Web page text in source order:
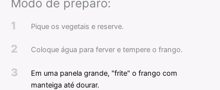
Modo de preparo:
1 Pique os vegetais e reserve.
2 Coloque água para ferver e tempere o frango.
3
Em uma panela grande, "frite" o frango com
manteiga até dourar.